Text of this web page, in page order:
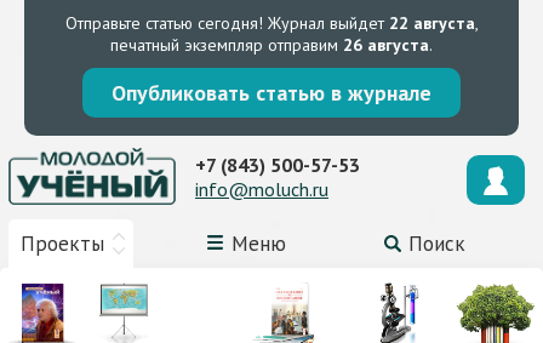
Отправьте статью сегодня! Журнал выйдет 22 августа,
печатный экземпляр отправим 26 августа.
Опубликовать статью в журнале
Проекты Меню Поиск
+7 (843) 500-57-53
info@moluch.ru